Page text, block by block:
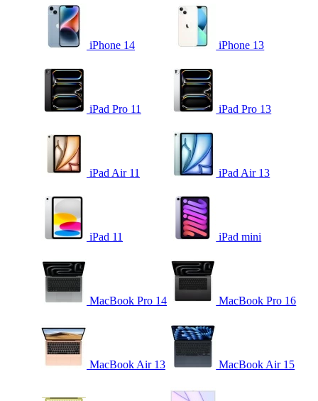
iPhone 14 iPhone 13
iPad Pro 11 iPad Pro 13
iPad Air 11 iPad Air 13
iPad 11 iPad mini
MacBook Pro 14 MacBook Pro 16
MacBook Air 13 MacBook Air 15